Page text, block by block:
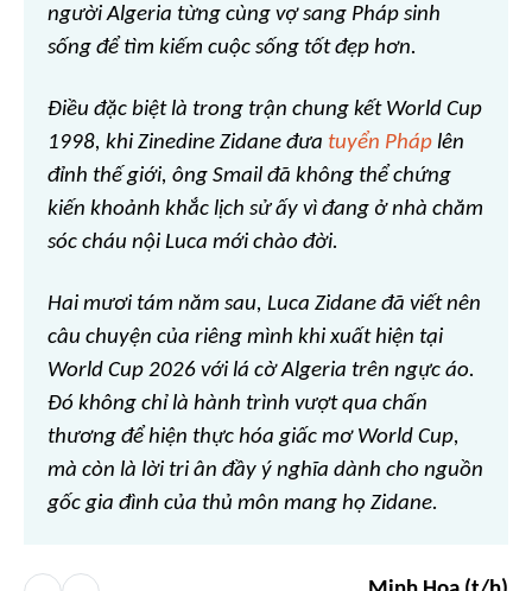
người Algeria từng cùng vợ sang Pháp sinh
sống để tìm kiếm cuộc sống tốt đẹp hơn.
Điều đặc biệt là trong trận chung kết World Cup
1998, khi Zinedine Zidane đưa tuyển Pháp lên
đỉnh thế giới, ông Smail đã không thể chứng
kiến khoảnh khắc lịch sử ấy vì đang ở nhà chăm
sóc cháu nội Luca mới chào đời.
Hai mươi tám năm sau, Luca Zidane đã viết nên
câu chuyện của riêng mình khi xuất hiện tại
World Cup 2026 với lá cờ Algeria trên ngực áo.
Đó không chỉ là hành trình vượt qua chấn
thương để hiện thực hóa giấc mơ World Cup,
mà còn là lời tri ân đầy ý nghĩa dành cho nguồn
gốc gia đình của thủ môn mang họ Zidane.